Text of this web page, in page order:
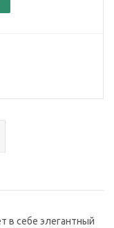
в себе элегантный